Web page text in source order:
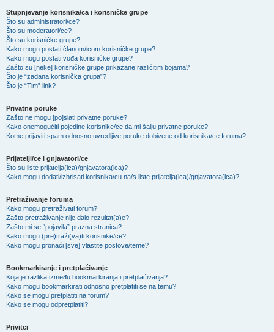
Stupnjevanje korisnika/ca i korisničke grupe
Što su administratori/ce?
Što su moderatori/ce?
Što su korisničke grupe?
Kako mogu postati članom/icom korisničke grupe?
Kako mogu postati vođa korisničke grupe?
Zašto su [neke] korisničke grupe prikazane različitim bojama?
Što je “zadana korisnička grupa”?
Što je “Tim” link?
Privatne poruke
Zašto ne mogu [po]slati privatne poruke?
Kako onemogućiti pojedine korisnike/ce da mi šalju privatne poruke?
Kome prijaviti spam odnosno uvredljive poruke dobivene od korisnika/ce foruma?
Prijatelji/ce i gnjavatori/ce
Što su liste prijatelja(ica)/gnjavatora(ica)?
Kako mogu dodati/izbrisati korisnika/cu na/s liste prijatelja(ica)/gnjavatora(ica)?
Pretraživanje foruma
Kako mogu pretraživati forum?
Zašto pretraživanje nije dalo rezultat(a)e?
Zašto mi se “pojavila” prazna stranica?
Kako mogu (pre)traži(va)ti korisnike/ce?
Kako mogu pronaći [sve] vlastite postove/teme?
Bookmarkiranje i pretplaćivanje
Koja je razlika između bookmarkiranja i pretplaćivanja?
Kako mogu bookmarkirati odnosno pretplatiti se na temu?
Kako se mogu pretplatiti na forum?
Kako se mogu odpretplatiti?
Privitci